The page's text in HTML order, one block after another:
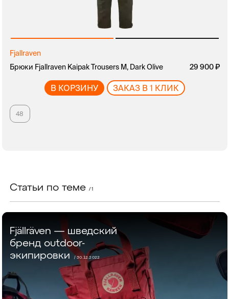
Fjallraven
Брюки Fjallraven Kaipak Trousers M, Dark Olive
29 900
В КОРЗИНУ ЗАКАЗ В 1 КЛИК
48
Статьи по теме / 1
Fjällräven — шведский
бренд outdoor-
экипировки / 30.12.2022